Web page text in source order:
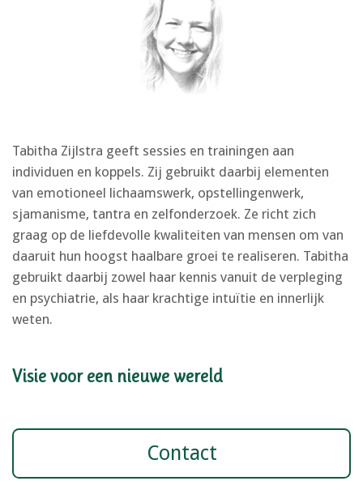
Tabitha Zijlstra geeft sessies en trainingen aan
individuen en koppels. Zij gebruikt daarbij elementen
van emotioneel lichaamswerk, opstellingenwerk,
sjamanisme, tantra en zelfonderzoek. Ze richt zich
graag op de liefdevolle kwaliteiten van mensen om van
daaruit hun hoogst haalbare groei te realiseren. Tabitha
gebruikt daarbij zowel haar kennis vanuit de verpleging
en psychiatrie, als haar krachtige intuïtie en innerlijk
weten.
Visie voor een nieuwe wereld
Contact